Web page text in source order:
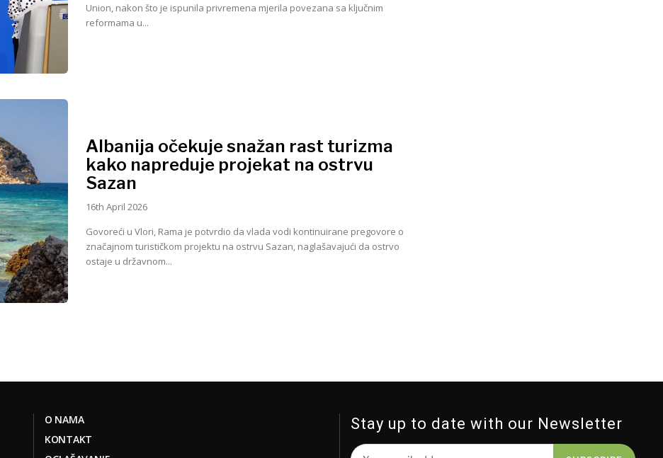
Union, nakon što je ispunila privremena mjerila povezana sa ključnim
reformama u...
Albanija očekuje snažan rast turizma
kako napreduje projekat na ostrvu
Sazan
16th April 2026
Govoreći u Vlori, Rama je potvrdio da vlada vodi kontinuirane pregovore o
značajnom turističkom projektu na ostrvu Sazan, naglašavajući da ostrvo
ostaje u državnom...
O NAMA
KONTAKT
Stay up to date with our Newsletter